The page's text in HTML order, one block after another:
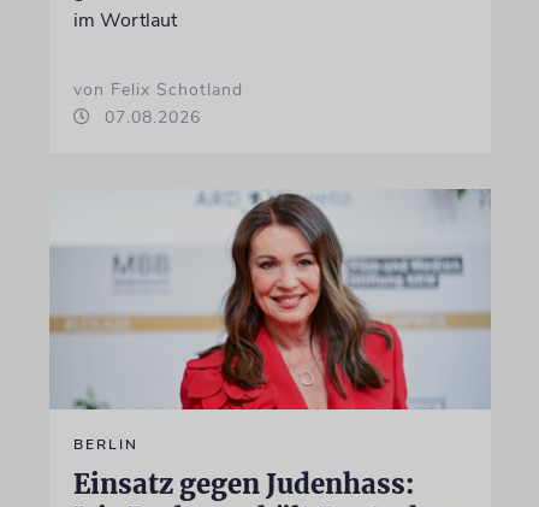
im Wortlaut
von Felix Schotland
07.08.2026
BERLIN
Einsatz gegen Judenhass: